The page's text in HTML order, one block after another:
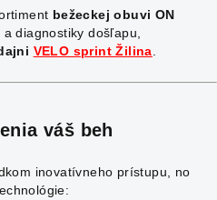
bežeckej obuvi ON
a diagnostiky došľapu,
VELO sprint Žilina
váš beh
inovatívneho prístupu, no